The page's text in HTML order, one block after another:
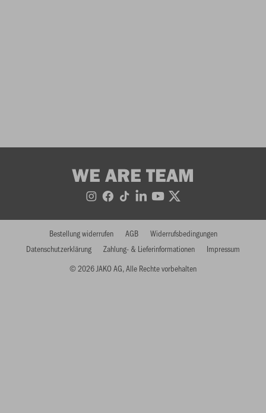
WE ARE TEAM
© 2026 JAKO AG, Alle Rechte vorbehalten
Bestellung widerrufen AGB
Widerrufsbedingungen
Datenschutzerklärung
Zahlung- & Lieferinformationen Impressum